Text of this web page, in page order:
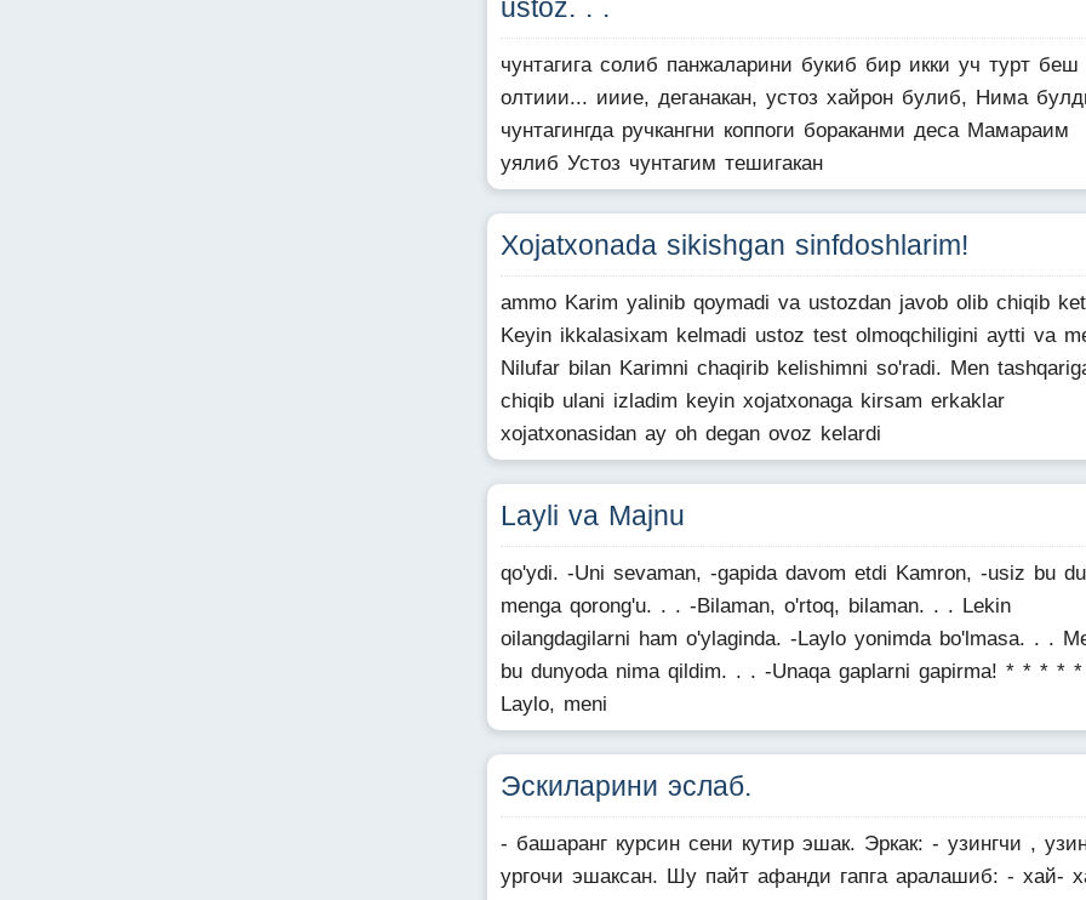
ustoz. . .
чунтагига солиб панжаларини букиб бир икки уч турт беш
олтиии... ииие, деганакан, устоз хайрон булиб, Нима
чунтагингда ручкангни коппоги бораканми деса Мамараим
уялиб Устоз чунтагим тешигакан
Xojatxonada sikishgan sinfdoshlarim!
ammo Karim yalinib qoymadi va ustozdan javob olib chiqib
Keyin ikkalasixam kelmadi ustoz test olmoqchiligini aytti va
Nilufar bilan Karimni chaqirib kelishimni so'radi. Men
chiqib ulani izladim keyin xojatxonaga kirsam erkaklar
xojatxonasidan ay oh degan ovoz kelardi
Layli va Majnu
qo'ydi. -Uni sevaman, -gapida davom etdi Kamron, -usiz bu
menga qorong'u. . . -Bilaman, o'rtoq, bilaman. . . Lekin
oilangdagilarni ham o'ylaginda. -Laylo yonimda bo'lmasa. . .
bu dunyoda nima qildim. . . -Unaqa gaplarni gapirma! * * * *
Laylo, meni
Эскиларини эслаб.
- башаранг курсин сени кутир эшак. Эркак: - узингчи ,
ургочи эшаксан. Шу пайт афанди гапга аралашиб: - хай-